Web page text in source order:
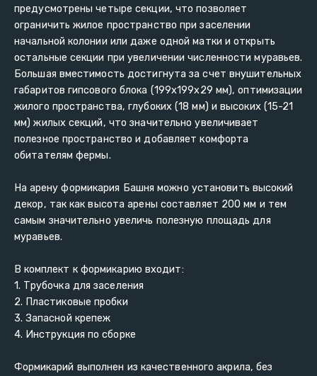
предусмотрены четыре секции, что позволяет
ограничить жилое пространство при заселении
начальной колонии или даже одной матки и открыть
остальные секции при увеличении численности муравьев.
Большая вместимость достигнута за счет внушительных
габаритов гипсового блока (199х199х29 мм), оптимизации
жилого пространства, глубоких (18 мм) и высоких (15-21
мм) жилых секций, что значительно увеличивает
полезное пространство и добавляет комфорта
обитателям фермы.
На арену формикария Башня можно установить высокий
декор, так как высота арены составляет 200 мм и тем
самым значительно увеличь полезную площадь для
муравьев.
В комплект к формикарию входит:
1. Трубочка для заселения
2. Пластиковые пробки
3. Запасной крепеж
4. Инструкция по сборке
Формикарий выполнен из качественного акрила, без